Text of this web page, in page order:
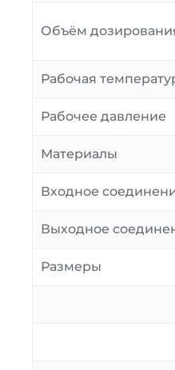
Объём
Рабочая
Рабочее давление
Материалы
Входное
Выходное
Размеры